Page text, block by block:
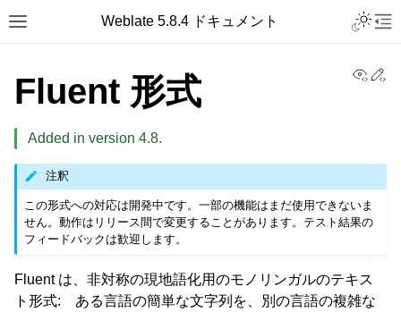
Toggle site navigation sidebar
Weblate 5.8.4 ドキュメント Toggle
Fluent 形式
Added in version 4.8.
注釈
この形式への対応は開発中です。一部の機能はまだ使用できないま
せん。動作はリリース間で変更することがあります。テスト結果の
フィードバックは歓迎します。
Fluent は、非対称の現地語化用のモノリンガルのテキス
ト形式: ある言語の簡単な文字列を、別の言語の複雑な